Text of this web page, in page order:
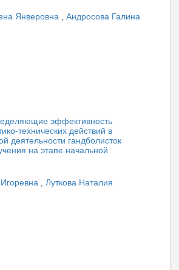
Янверовна , Андросова Галина
эффективность
технических действий в
деятельности гандболисток
на этапе начальной
, Луткова Наталия